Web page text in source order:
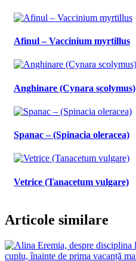
Afinul – Vaccinium myrtillus
Anghinare (Cynara scolymus)
Spanac – (Spinacia oleracea)
Vetrice (Tanacetum vulgare)
Articole similare